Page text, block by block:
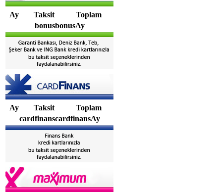
Ay Taksit
Toplam
bonusbonusAy
Ay Taksit
Toplam
cardfinanscardfinansAy